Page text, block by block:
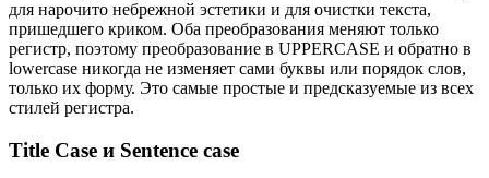
для нарочито небрежной эстетики и для очистки текста,
пришедшего криком. Оба преобразования меняют только
регистр, поэтому преобразование в UPPERCASE и обратно в
lowercase никогда не изменяет сами буквы или порядок слов,
только их форму. Это самые простые и предсказуемые из всех
стилей регистра.
Title Case и Sentence case